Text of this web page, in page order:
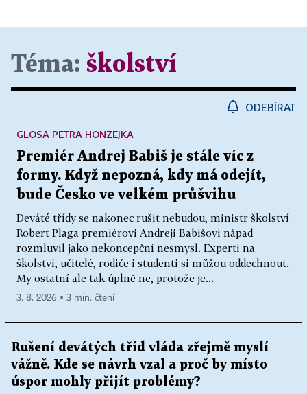
Téma: školství
ODEBÍRAT
Premiér Andrej Babiš je stále víc z
formy. Když nepozná, kdy má odejít,
bude Česko ve velkém průšvihu
Deváté třídy se nakonec rušit nebudou, ministr školství
Robert Plaga premiérovi Andreji Babišovi nápad
rozmluvil jako nekoncepční nesmysl. Experti na
školství, učitelé, rodiče i studenti si můžou oddechnout.
My ostatní ale tak úplně ne, protože je...
GLOSA PETRA HONZEJKA
3. 8. 2026 ▪ 3 min. čtení
Rušení devátých tříd vláda zřejmě myslí
vážně. Kde se návrh vzal a proč by místo
úspor mohly přijít problémy?